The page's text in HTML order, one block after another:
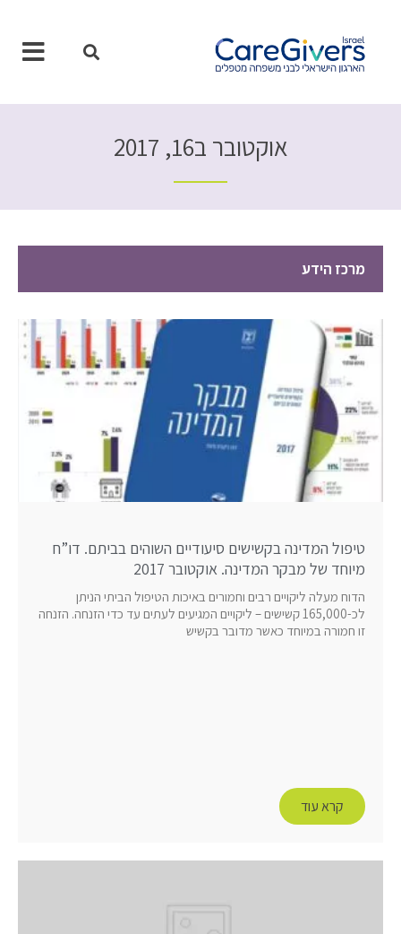
אוקטובר ב16, 2017
מרכז הידע
טיפול המדינה בקשישים סיעודיים השוהים בביתם. דו”ח
מיוחד של מבקר המדינה. אוקטובר 2017
הדוח מעלה ליקויים רבים וחמורים באיכות הטיפול הביתי הניתן
לכ-165,000 קשישים – ליקויים המגיעים לעתים עד כדי הזנחה. הזנחה
זו חמורה במיוחד כאשר מדובר בקשיש
קרא עוד